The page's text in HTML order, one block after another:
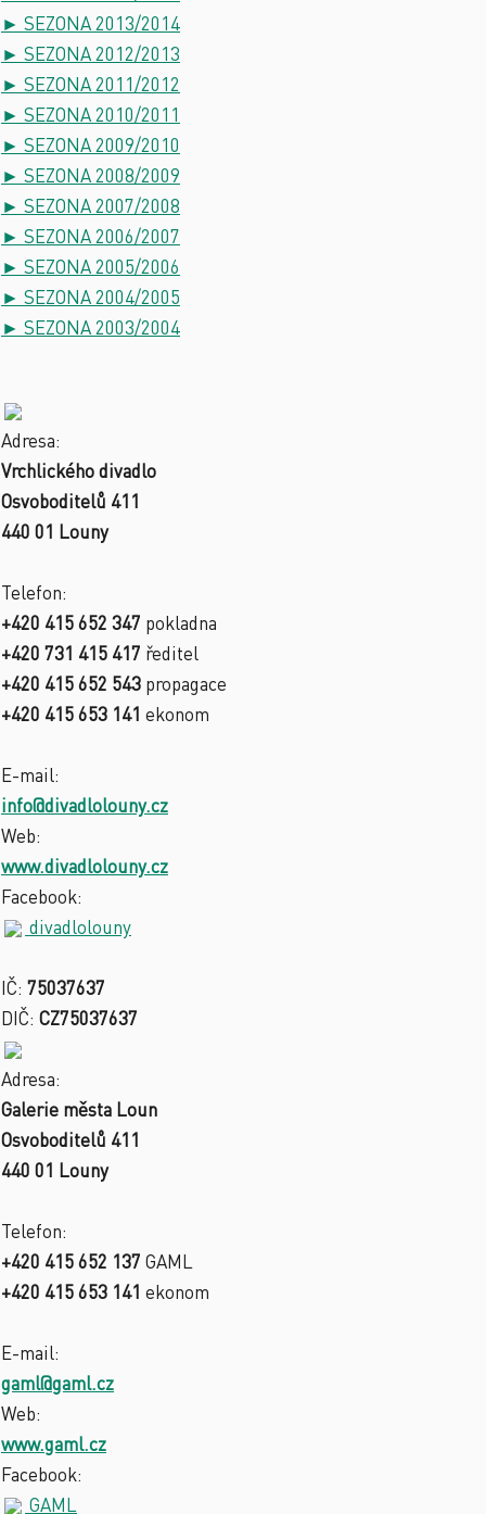
► SEZONA 2013/2014
► SEZONA 2012/2013
► SEZONA 2011/2012
► SEZONA 2010/2011
► SEZONA 2009/2010
► SEZONA 2008/2009
► SEZONA 2007/2008
► SEZONA 2006/2007
► SEZONA 2005/2006
► SEZONA 2004/2005
► SEZONA 2003/2004
Adresa:
Vrchlického divadlo
Osvoboditelů 411
440 01 Louny
Telefon:
+420 415 652 347 pokladna
+420 731 415 417 ředitel
+420 415 652 543 propagace
+420 415 653 141 ekonom
E-mail:
info@divadlolouny.cz
Web:
www.divadlolouny.cz
Facebook:
divadlolouny
IČ: 75037637
DIČ: CZ75037637
Adresa:
Galerie města Loun
Osvoboditelů 411
440 01 Louny
Telefon:
+420 415 652 137 GAML
+420 415 653 141 ekonom
E-mail:
gaml@gaml.cz
Web:
www.gaml.cz
Facebook:
GAML